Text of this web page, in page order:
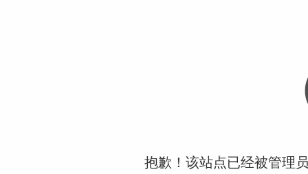
抱歉！该站点已经被管理